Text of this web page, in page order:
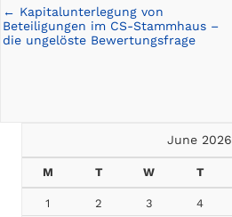
Posts
navigation
← Kapitalunterlegung von
Beteiligungen im CS-Stammhaus –
die ungelöste Bewertungsfrage
June 2026
M T W T
1 2 3 4